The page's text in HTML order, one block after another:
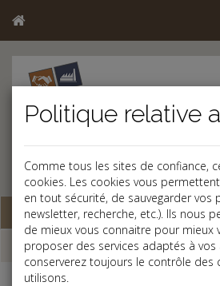
Base documentaire
Dépêches
Comme tous les sites de confiance,
cookies. Les cookies vous
en tout sécurité, de sauvegarder vos
newsletter, recherche, etc.). Ils nous
de mieux vous connaitre pour mieux
proposer des services adaptés à vos
conserverez toujours le contrôle des
utilisons.